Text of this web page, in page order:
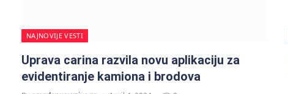
NAJNOVIJE VESTI
Uprava carina razvila novu aplikaciju za
evidentiranje kamiona i brodova